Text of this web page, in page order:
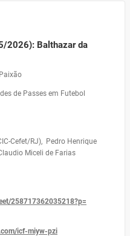
2026): Balthazar da
de Passes em Futebol
Cefet/RJ), Pedro Henrique
Miceli de Farias
258717362035218?p=
icf-miyw-pzi